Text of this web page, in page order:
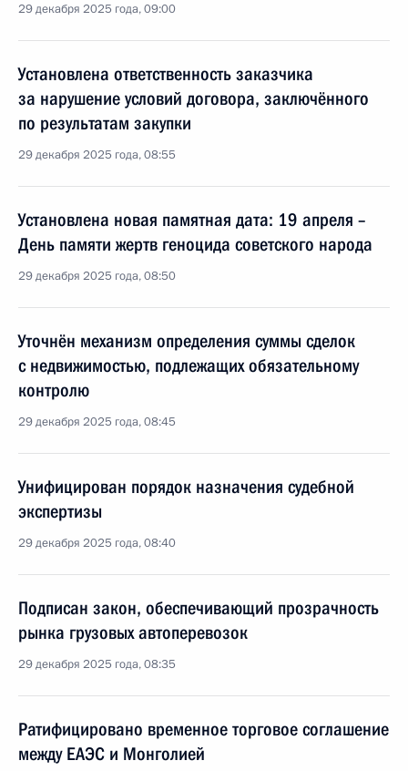
29 декабря 2025 года, 09:00
Установлена ответственность заказчика
за нарушение условий договора, заключённого
по результатам закупки
29 декабря 2025 года, 08:55
Установлена новая памятная дата: 19 апреля –
День памяти жертв геноцида советского народа
29 декабря 2025 года, 08:50
Уточнён механизм определения суммы сделок
с недвижимостью, подлежащих обязательному
контролю
29 декабря 2025 года, 08:45
Унифицирован порядок назначения судебной
экспертизы
29 декабря 2025 года, 08:40
Подписан закон, обеспечивающий прозрачность
рынка грузовых автоперевозок
29 декабря 2025 года, 08:35
Ратифицировано временное торговое соглашение
между ЕАЭС и Монголией